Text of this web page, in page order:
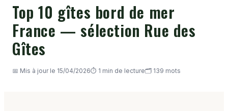
Top 10 gîtes bord de mer
France — sélection Rue des
Gîtes
📅 Mis à jour le 15/04/2026⏱️ 1 min de lecture🗂️ 139 mots